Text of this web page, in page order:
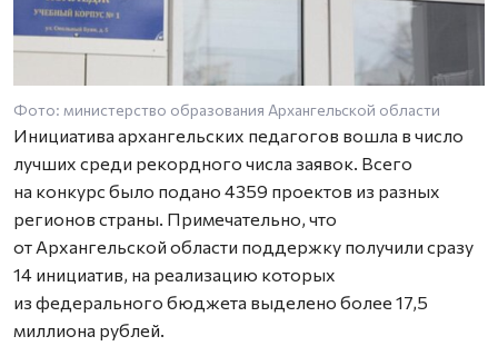
Фото: министерство образования Архангельской области
Инициатива архангельских педагогов вошла в число
лучших среди рекордного числа заявок. Всего
на конкурс было подано 4359 проектов из разных
регионов страны. Примечательно, что
от Архангельской области поддержку получили сразу
14 инициатив, на реализацию которых
из федерального бюджета выделено более 17,5
миллиона рублей.